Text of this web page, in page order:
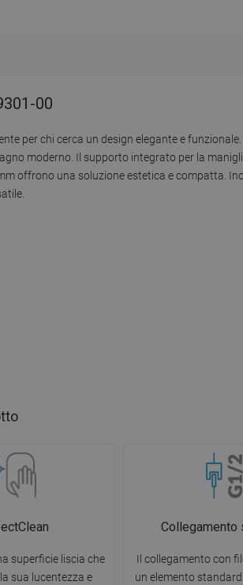
00
per chi cerca un design elegante e
moderno. Il supporto integrato per la
offrono una soluzione estetica e compatta.
superficie liscia che
sua lucentezza e
Collegamento
Il collegamento con
un elemento